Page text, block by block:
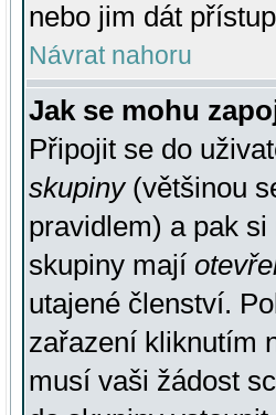
nebo jim dát
Návrat nahoru
Jak se mohu
Připojit se do
skupiny(většinou
pravidlem) a pak
skupiny mají
utajené členství.
zařazení kliknutím
musí vaši žádost